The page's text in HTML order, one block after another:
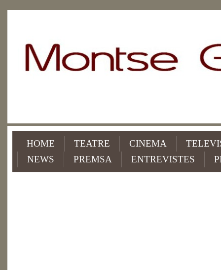
HOME TEATRE CINEMA
NEWS
PREMSA ENTREVISTES